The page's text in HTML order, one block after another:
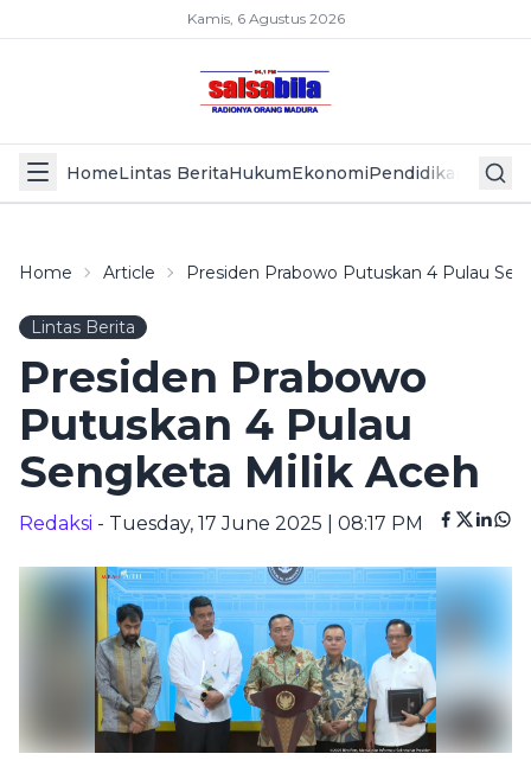
Kamis, 6 Agustus 2026
HomeLintas BeritaHukumEkonomiPendidikan Politik
Home Article Presiden Prabowo Putuskan 4 Pulau
Lintas Berita
Presiden Prabowo
Putuskan 4 Pulau
Sengketa Milik Aceh
Redaksi - Tuesday, 17 June 2025 | 08:17 PM